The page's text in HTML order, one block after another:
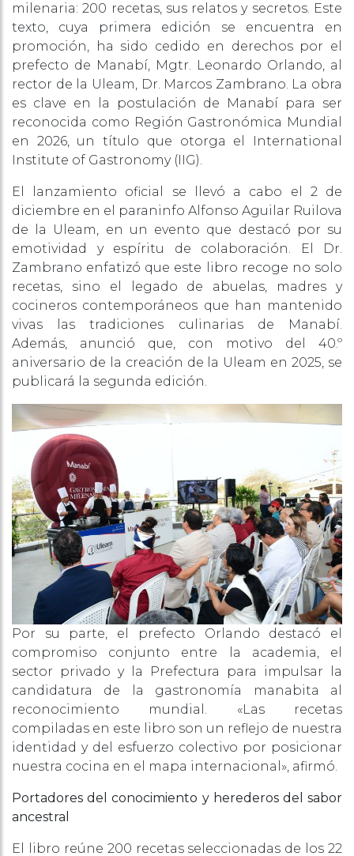
milenaria: 200 recetas, sus relatos y secretos. Este
texto, cuya primera edición se encuentra en
promoción, ha sido cedido en derechos por el
prefecto de Manabí, Mgtr. Leonardo Orlando, al
rector de la Uleam, Dr. Marcos Zambrano. La obra
es clave en la postulación de Manabí para ser
reconocida como Región Gastronómica Mundial
en 2026, un título que otorga el International
Institute of Gastronomy (IIG).
El lanzamiento oficial se llevó a cabo el 2 de
diciembre en el paraninfo Alfonso Aguilar Ruilova
de la Uleam, en un evento que destacó por su
emotividad y espíritu de colaboración. El Dr.
Zambrano enfatizó que este libro recoge no solo
recetas, sino el legado de abuelas, madres y
cocineros contemporáneos que han mantenido
vivas las tradiciones culinarias de Manabí.
Además, anunció que, con motivo del 40.º
aniversario de la creación de la Uleam en 2025, se
publicará la segunda edición.
Por su parte, el prefecto Orlando destacó el
compromiso conjunto entre la academia, el
sector privado y la Prefectura para impulsar la
candidatura de la gastronomía manabita al
reconocimiento mundial. «Las recetas
compiladas en este libro son un reflejo de nuestra
identidad y del esfuerzo colectivo por posicionar
nuestra cocina en el mapa internacional», afirmó.
Portadores del conocimiento y herederos del sabor
ancestral
El libro reúne 200 recetas seleccionadas de los 22